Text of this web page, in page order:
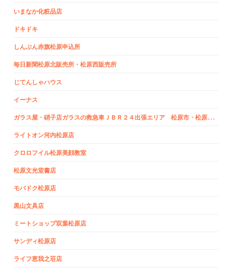
いまなか化粧品店
ドキドキ
しんぶん赤旗松原申込所
毎日新聞松原北販売所・松原西販売所
じてんしゃハウス
イーナス
ガ
ラス屋・硝子店ガラスの救急車ＪＢＲ２４出張エリア 松原市・松原・高見の里・三宅受付
ライトオン河内松原店
クロロフイル松原美顔教室
松原文光堂書店
モバドク松原店
黒山文具店
ミートショップ双葉松原店
サンディ松原店
ライフ恵我之荘店